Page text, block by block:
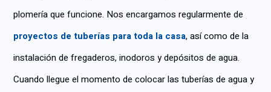
plomería que funcione. Nos encargamos regularmente de
proyectos de tuberías para toda la casa, así como de la
instalación de fregaderos, inodoros y depósitos de agua.
Cuando llegue el momento de colocar las tuberías de agua y